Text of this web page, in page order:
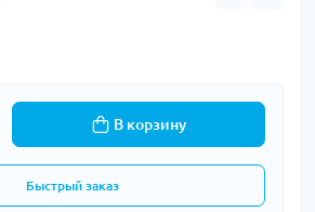
В корзину
Быстрый заказ